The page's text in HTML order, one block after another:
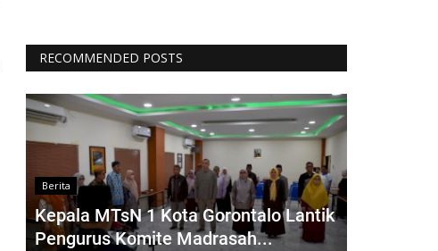
RECOMMENDED POSTS
Berita
Kepala MTsN 1 Kota Gorontalo Lantik
Pengurus Komite Madrasah...